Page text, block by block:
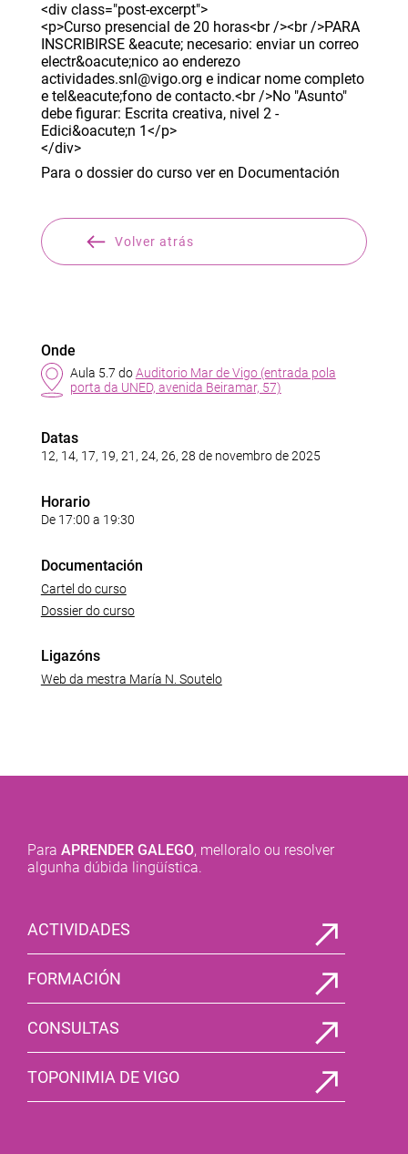
Onde
Aula 5.7 doAuditorio Mar de Vigo (entrada pola
porta da UNED, avenida Beiramar, 57)
Datas
12, 14, 17, 19, 21, 24, 26, 28 de novembro de 2025
Horario
De 17:00 a 19:30
Documentación
Cartel do curso
Dossier do curso
Ligazóns
Web da mestra María N. Soutelo
<div class="post-excerpt">
<p>Curso presencial de 20 horas<br /><br />PARA
INSCRIBIRSE &eacute; necesario: enviar un correo
electr&oacute;nico ao enderezo
actividades.snl@vigo.org e indicar nome completo
e tel&eacute;fono de contacto.<br />No "Asunto"
debe figurar: Escrita creativa, nivel 2 -
Edici&oacute;n 1</p>
</div>
Para o dossier do curso ver en Documentación
Volver atrás
Para APRENDER GALEGO, melloralo ou resolver
algunha dúbida lingüística.
ACTIVIDADES
FORMACIÓN
CONSULTAS
TOPONIMIA DE VIGO